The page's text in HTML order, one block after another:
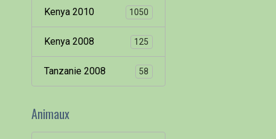
Kenya 2010 1050
Kenya 2008 125
Tanzanie 2008 58
Animaux